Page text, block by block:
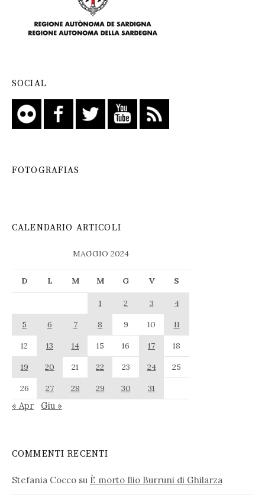
SOCIAL
FOTOGRAFIAS
CALENDARIO ARTICOLI
MAGGIO 2024
D L M M G V S
1 2 3
4
5
6 7 8 9 10
11
12
13 14 15 16 17
18
19
20 21 22 23 24
25
26
27 28 29 30 31
« Apr Giu »
COMMENTI RECENTI
Stefania Cocco su È morto Ilio Burruni di Ghilarza